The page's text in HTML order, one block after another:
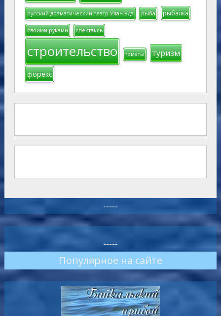
русский драматический театр Улан-Удэ рыба рыбалка
своими руками спектакль
строительство томаты туризм
форекс
-----
-----
Популярное на сайте